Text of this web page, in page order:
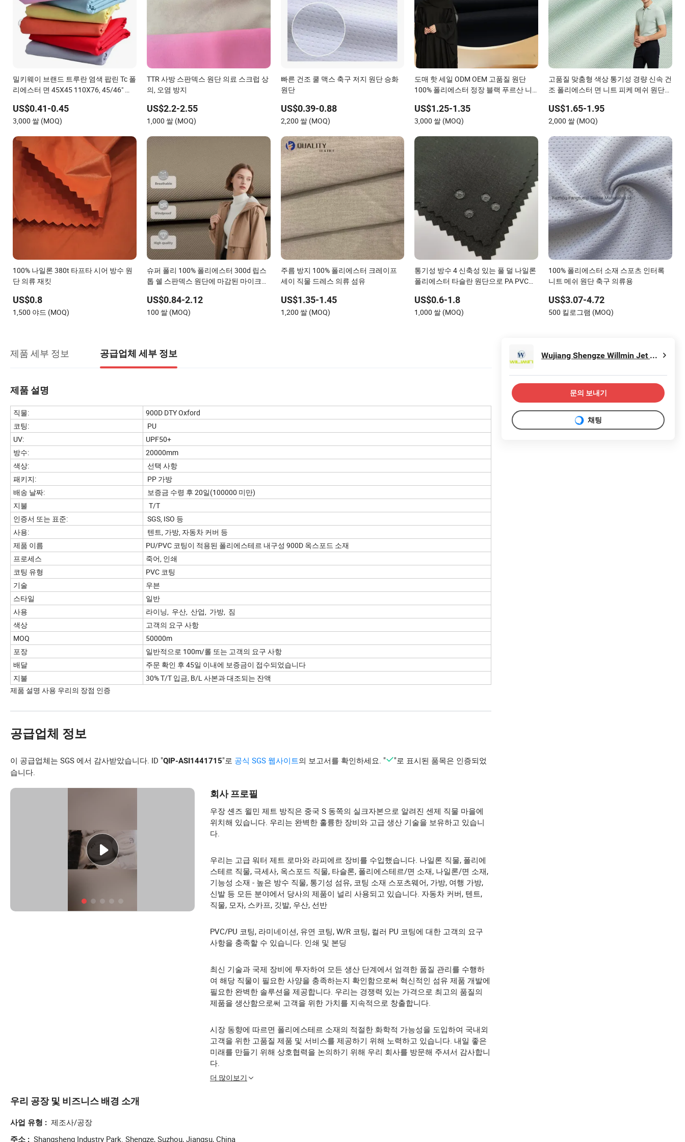
밀키웨이 브랜드 트루란 염색 팝린 Tc 폴
리에스터 면 45X45 110X76, 45/46" 직
US$0.41-0.45
3,000 쌀 (MOQ)
TTR 사방 스판덱스 원단 의료 스크럽 상
의, 오염 방지
US$2.2-2.55
1,000 쌀 (MOQ)
빠른 건조 쿨 맥스 축구 저지 원단 승화
원단
US$0.39-0.88
2,200 쌀 (MOQ)
도매 핫 세일 ODM OEM 고품질 원단
100% 폴리에스터 정장 블랙 푸르산 니
US$1.25-1.35
3,000 쌀 (MOQ)
고품질 맞춤형 색상 통기성 경량 신속 건
조 폴리에스터 면 니트 피케 메쉬 원단
US$1.65-1.95
2,000 쌀 (MOQ)
100% 나일론 380t 타프타 시어 방수 원
단 의류 재킷
US$0.8
1,500 야드 (MOQ)
슈퍼 폴리 100% 폴리에스터 300d 립스
톱 쉘 스판덱스 원단에 마감된 마이크로
는 방수 절연 안전 재킷 정장용
US$0.84-2.12
100 쌀 (MOQ)
주름 방지 100% 폴리에스터 크레이프
세이 직물 드레스 의류 섬유
US$1.35-1.45
1,200 쌀 (MOQ)
통기성 방수 4 신축성 있는 풀 덜 나일론
폴리에스터 타슬란 원단으로 PA PVC
US$0.6-1.8
1,000 쌀 (MOQ)
100% 폴리에스터 소재 스포츠 인터록
니트 메쉬 원단 축구 의류용
US$3.07-4.72
500 킬로그램 (MOQ)
제품 세부 정보 공급업체 세부 정보
제품 설명
직물:
900D DTY Oxford
코팅:
PU
UV:
UPF50+
방수:
20000mm
색상:
선택 사항
패키지:
PP 가방
배송 날짜:
보증금 수령 후 20일(100000 미만)
지불
T/T
인증서 또는 표준:
SGS, ISO 등
사용:
텐트, 가방, 자동차 커버 등
제품 이름
PU/PVC 코팅이 적용된 폴리에스테르 내구성 900D 옥스포드 소재
프로세스
죽어, 인쇄
코팅 유형
PVC 코팅
기술
우븐
스타일
일반
사용
라이닝, 우산, 산업, 가방, 짐
색상
고객의 요구 사항
MOQ
50000m
포장
일반적으로 100m/롤 또는 고객의 요구 사항
배달
주문 확인 후 45일 이내에 보증금이 접수되었습니다
지불
30% T/T 입금, B/L 사본과 대조되는 잔액
제품 설명 사용 우리의 장점 인증
공급업체 정보
이 공급업체는 SGS 에서 감사받았습니다. ID "QIP-ASI1441715"로 공식 SGS 웹사이트의 보고서를 확인하세요. "
"로 표시된 품목은 인증되었
습니다.
회사 프로필
우장 셴즈 윌민 제트 방직은 중국 S 동쪽의 실크자본으로 알려진 센제 직물 마을에
위치해 있습니다. 우리는 완벽한 훌륭한 장비와 고급 생산 기술을 보유하고 있습니
다.
우리는 고급 워터 제트 로마와 라피에르 장비를 수입했습니다. 나일론 직물, 폴리에
스테르 직물, 극세사, 옥스포드 직물, 타슬론, 폴리에스테르/면 소재, 나일론/면 소재,
기능성 소재 - 높은 방수 직물, 통기성 섬유, 코팅 소재 스포츠웨어, 가방, 여행 가방,
신발 등 모든 분야에서 당사의 제품이 널리 사용되고 있습니다. 자동차 커버, 텐트,
직물, 모자, 스카프, 깃발, 우산, 선반
PVC/PU 코팅, 라미네이션, 유연 코팅, W/R 코팅, 컬러 PU 코팅에 대한 고객의 요구
사항을 충족할 수 있습니다. 인쇄 및 본딩
최신 기술과 국제 장비에 투자하여 모든 생산 단계에서 엄격한 품질 관리를 수행하
여 해당 직물이 필요한 사양을 충족하는지 확인함으로써 혁신적인 섬유 제품 개발에
필요한 완벽한 솔루션을 제공합니다. 우리는 경쟁력 있는 가격으로 최고의 품질의
제품을 생산함으로써 고객을 위한 가치를 지속적으로 창출합니다.
시장 동향에 따르면 폴리에스테르 소재의 적절한 화학적 가능성을 도입하여 국내외
고객을 위한 고품질 제품 및 서비스를 제공하기 위해 노력하고 있습니다. 내일 좋은
미래를 만들기 위해 상호협력을 논의하기 위해 우리 회사를 방문해 주셔서 감사합니
다.
더 많이보기
우리 공장 및 비즈니스 배경 소개
사업 유형 제조사/공장
주소 Shangsheng Industry Park. Shengze, Suzhou, Jiangsu, China
Wujiang Shengze Willmin Jet Weaving Factory
문의 보내기
채팅